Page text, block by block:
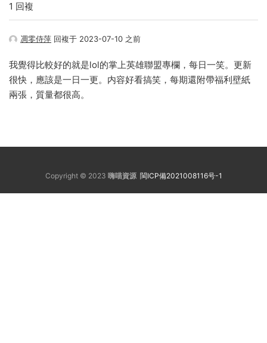
1 回複
凋零侍萍 回複于 2023-07-10 之前
我覺得比較好的就是lol的掌上英雄聯盟專欄，每日一笑。更新
很快，應該是一日一更。内容好看搞笑，每期還附帶福利壁紙
兩張，質量都很高。
Copyright © 2023 嗨喵資源 閩ICP備2021008116号-1